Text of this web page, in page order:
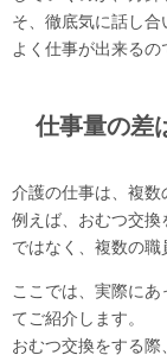
そ、徹底気に話し
よく仕事が出来るの
仕事量の差
介護の仕事は、複数
例えば、おむつ交換
ではなく、複数の職
ここでは、実際に
てご紹介します。
おむつ交換をする